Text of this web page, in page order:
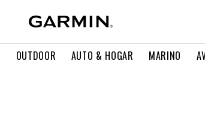
OUTDOOR AUTO & HOGAR MARINO